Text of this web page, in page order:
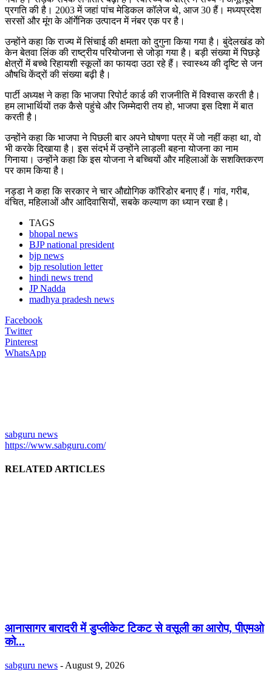
प्रगति की है। 2003 में जहां पांच मेडिकल कॉलेज थे, आज 30 हैं। मध्यप्रदेश
सरसों और मूंग के ऑर्गेनिक उत्पादन में नंबर एक पर है।
उन्होंने कहा कि राज्य में सिंचाई की क्षमता को दुगुना किया गया है। बुंदेलखंड को
केन बेतवा लिंक की राष्ट्रीय परियोजना से जोड़ा गया है। बड़ी संख्या में पिछड़े
क्षेत्रों में बच्चे रिहायशी स्कूलों का फायदा उठा रहे हैं। स्वास्थ्य की दृष्टि से जन
औषधि केंद्रों की संख्या बढ़ी है।
पार्टी अध्यक्ष ने कहा कि भाजपा रिपोर्ट कार्ड की राजनीति में विश्वास करती है।
हम लाभार्थियों तक कैसे पहुंचे और जिम्मेदारी तय हो, भाजपा इस दिशा में बात
करती है।
उन्होंने कहा कि भाजपा ने पिछली बार अपने घोषणा पत्र में जो नहीं कहा था, वो
भी करके दिखाया है। इस संदर्भ में उन्होंने लाड़ली बहना योजना का नाम
गिनाया। उन्होंने कहा कि इस योजना ने बच्चियों और महिलाओं के सशक्तिकरण
पर काम किया है।
नड्डा ने कहा कि सरकार ने चार औद्योगिक कॉरिडोर बनाए हैं। गांव, गरीब,
वंचित, महिलाओं और आदिवासियों, सबके कल्याण का ध्यान रखा है।
TAGS
bhopal news
BJP national president
bjp news
bjp resolution letter
hindi news trend
JP Nadda
madhya pradesh news
Facebook
Twitter
Pinterest
WhatsApp
sabguru news
https://www.sabguru.com/
RELATED ARTICLES
आनासागर बारादरी में डुप्लीकेट टिकट से वसूली का आरोप, पीएमओ
को...
sabguru news - August 9, 2026